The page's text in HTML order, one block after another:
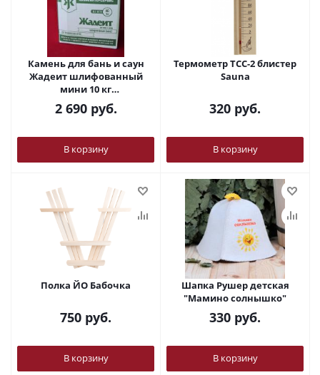
Камень для бань и саун
Жадеит шлифованный
мини 10 кг
ХакасИнтерСервис
2 690руб.
В корзину
Термометр ТСС-2 блистер
Sauna
320 руб.
В корзину
Полка ЙО Бабочка
750 руб.
В корзину
Шапка Рушер детская
"Мамино солнышко"
330 руб.
В корзину